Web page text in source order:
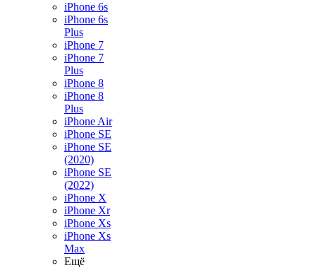
iPhone 6s
iPhone 6s
Plus
iPhone 7
iPhone 7
Plus
iPhone 8
iPhone 8
Plus
iPhone Air
iPhone SE
iPhone SE
(2020)
iPhone SE
(2022)
iPhone X
iPhone Xr
iPhone Xs
iPhone Xs
Max
Ещё